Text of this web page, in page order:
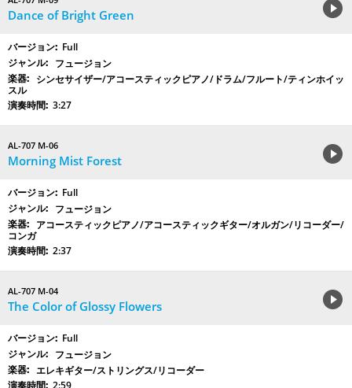
Dance of Bright Green
Full
フュージョン
シンセサイザー/アコースティックピアノ/ドラム/フルート/ティンホイッ
スル
3:27
AL-707 M-06
Morning Mist Forest
Full
フュージョン
アコースティックピアノ/アコースティックギター/オルガン/リコーダー/
コンガ
2:37
AL-707 M-04
The Color of Glossy Flowers
Full
フュージョン
エレキギター/ストリングス/リコーダー